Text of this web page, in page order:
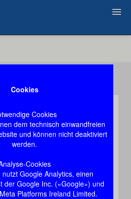
Cookies
Cookies
dem technisch einwandfreien
und können nicht deaktiviert
werden.
Cookies
nutzt Google Analytics, einen
der Google Inc. («Google») und
Platforms Ireland Limited.
das Video stoppt nach 60 Sekunden